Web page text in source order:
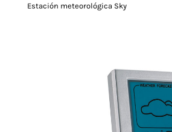
Tazas y botellas
Estación meteorológica Sky